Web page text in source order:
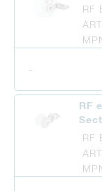
RF
-
RF
RF